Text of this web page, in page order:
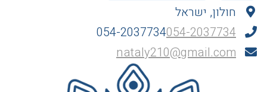
חולון, ישראל
054-2037734054-2037734
nataly210@gmail.com